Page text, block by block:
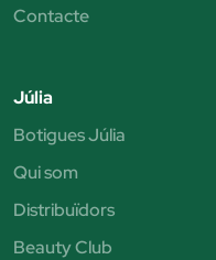
Contacte
Júlia
Botigues Júlia
Qui som
Distribuïdors
Beauty Club